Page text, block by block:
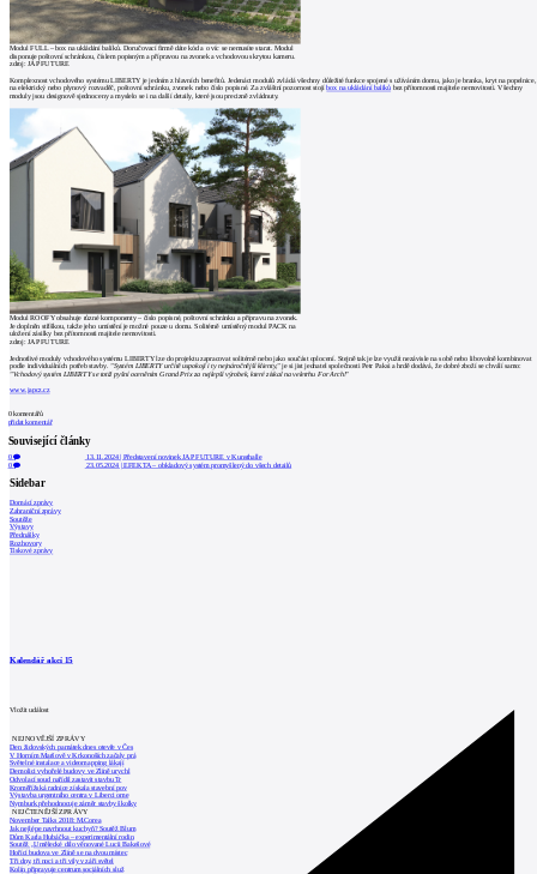
Modul FULL – box na ukládání balíků. Doručovací firmě dáte kód a o víc se nemusíte starat. Modul
disponuje poštovní schránkou, číslem popisným a přípravou na zvonek a vchodovou skrytou kameru.
zdroj: JAP FUTURE
Komplexnost vchodového systému LIBERTY je jedním z hlavních benefitů. Jedenáct modulů zvládá všechny důležité funkce spojené s užíváním domu, jako je branka, kryt na popelnice,
na elektrický nebo plynový rozvaděč, poštovní schránku, zvonek nebo číslo popisné. Za zvláštní pozornost stojí box na ukládání balíků bez přítomnosti majitele nemovitosti. Všechny
moduly jsou designově sjednoceny a myslelo se i na další detaily, které jsou precizně zvládnuty.
Modul ROOFY obsahuje různé komponenty – číslo popisné, poštovní schránku a přípravu na zvonek.
Je doplněn stříškou, takže jeho umístění je možné pouze u domu. Solitérně umístěný modul PACK na
uložení zásilky bez přítomnosti majitele nemovitosti.
zdroj: JAP FUTURE
Jednotlivé moduly vchodového systému LIBERTY lze do projektu zapracovat solitérně nebo jako součást oplocení. Stejně tak je lze využít nezávisle na sobě nebo libovolně kombinovat
podle individuálních potřeb stavby. "Systém LIBERTY určitě uspokojí i ty nejnáročnější klienty,"je si jist jednatel společnosti Petr Paksi a hrdě dodává, že dobré zboží se chválí samo:
"Vchodový systém LIBERTY se totiž pyšní oceněním Grand Prix za nejlepší výrobek, které získal na veletrhu For Arch!"
www.japcz.cz
0komentářů
přidat komentář
Související články
0 13.11.2024| Představení novinek JAP FUTURE v Kunsthalle
0 23.05.2024 |EFEKTA – obkladový systém promyšlený do všech detailů
Sidebar
Domácí zprávy
Zahraniční zprávy
Soutěže
Výstavy
Přednášky
Rozhovory
Tiskové zprávy
Kalendář akcí 15
Vložit událost
NEJNOVĚJŠÍ ZPRÁVY
Den židovských památek dnes otevře v Čes
V Horním Maršově v Krkonoších začaly prá
Světelné instalace a videomapping lákají
Demolici vyhořelé budovy ve Zlíně urychl
Odvolací soud nařídil zastavit stavbu Tr
Kroměřížská radnice získala stavební pov
Výstavba urgentního centra v Liberci ome
Nymburk přehodnocuje záměr stavby školky
NEJČTENĚJŠÍ ZPRÁVY
November Talks 2018: M.Corea
Jak nejlépe navrhnout kuchyň? Soutěž Blum
Dům Karla Hubáčka – experimentální rodin
Soutěž „Umělecké dílo věnované Lucii Bakešové
Hořící budova ve Zlíně se na dvou místec
Tři dny, tři noci a tři vily v záři světel
Kolín připravuje centrum sociálních služ